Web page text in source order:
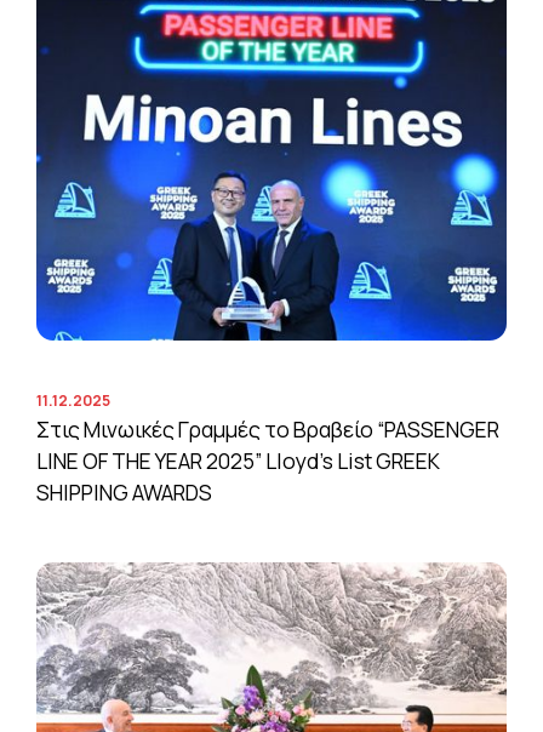
11.12.2025
Στις Μινωικές Γραμμές το Βραβείο “PASSENGER
LINE OF THE YEAR 2025” Lloyd’s List GREEK
SHIPPING AWARDS